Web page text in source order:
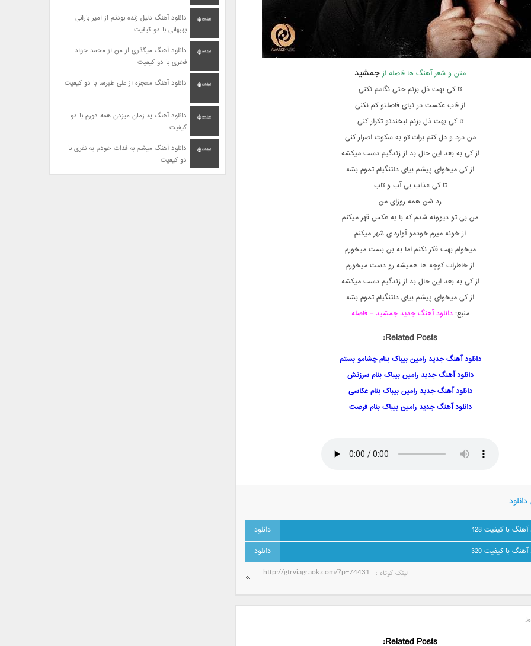
متن و شعر آهنگ ها فاصله ازجمشید
تا کی بهت ذل بزنم حتی نگامم نکنی
از قاب عکست در نیای فاصلتو کم نکنی
تا کی بهت ذل بزنم لبخندتو تکرار کنی
من درد و دل کنم برات تو به سکوت اصرار کنی
از کی به بعد این حال بد از زندگیم دست میکشه
از کی میخوای پیشم بیای دلتنگیام تموم بشه
تا کی عذاب بی آب و تاب
رد شن همه روزای من
من بی تو دیوونه شدم که با یه عکس قهر میکنم
از خونه میرم خودمو آواره ی شهر میکنم
میخوام بهت فکر نکنم اما به بن بست میخورم
از خاطرات کوچه ها همیشه رو دست میخورم
از کی به بعد این حال بد از زندگیم دست میکشه
از کی میخوای پیشم بیای دلتنگیام تموم بشه
منبع:دانلود آهنگ جدید جمشید – فاصله
Related Posts:
دانلود آهنگ جدید رامین بیباک بنام چشامو بستم
دانلود آهنگ جدید رامین بیباک بنام سرزنش
دانلود آهنگ جدید رامین بیباک بنام عکاسی
دانلود آهنگ جدید رامین بیباک بنام فرصت
آهنگ با کیفیت 128
آهنگ با کیفیت 320
لینک کوتاه‌ :
Related Posts:
دانلود آهنگ دلیل زنده بودنم از امیر بارانی
بهبهانی با دو کیفیت
دانلود آهنگ میگذری از من از محمد جواد
فخری با دو کیفیت
دانلود آهنگ معجزه از علی طبرسا با دو کیفیت
دانلود آهنگ یه زمان میزدن همه دورم با دو
کیفیت
دانلود آهنگ میشم به فدات خودم یه نفری با
دو کیفیت